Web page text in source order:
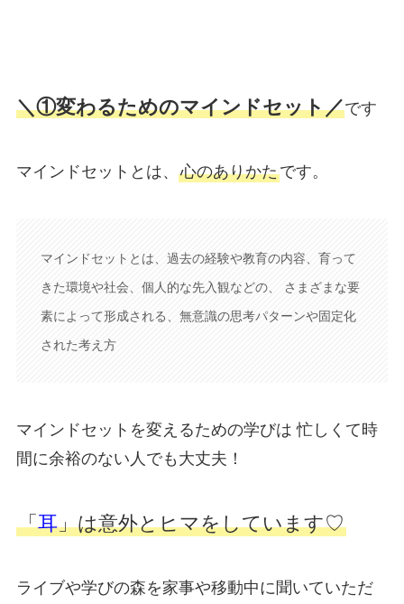
＼①変わるためのマインドセット／です
マインドセットとは、 心のありかたです。
マインドセットとは、過去の経験や教育の内容、育って
きた環境や社会、個人的な先入観などの、 さまざまな要
素によって形成される、無意識の思考パターンや固定化
された考え方
マインドセットを変えるための学びは 忙しくて時
間に余裕のない人でも大丈夫！
「耳」は意外とヒマをしています♡
ライブや学びの森を家事や移動中に聞いていただ